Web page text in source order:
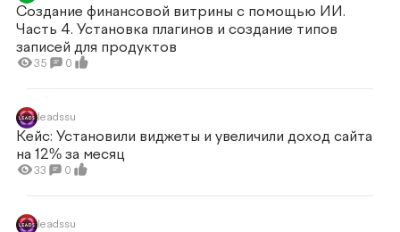
Создание финансовой витрины с помощью ИИ.
Часть 4. Установка плагинов и создание типов
записей для продуктов
35 0
leadssu
Кейс: Установили виджеты и увеличили доход сайта
на 12% за месяц
33 0
leadssu